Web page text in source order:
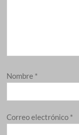
Nombre *
Correo electrónico *